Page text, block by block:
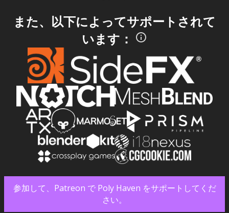
また、以下によってサポートされて
います：
参加して、Patreon で Poly Haven をサポートしてくだ
さい。